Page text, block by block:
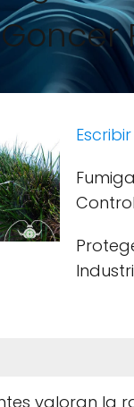
Goncer
valoran la